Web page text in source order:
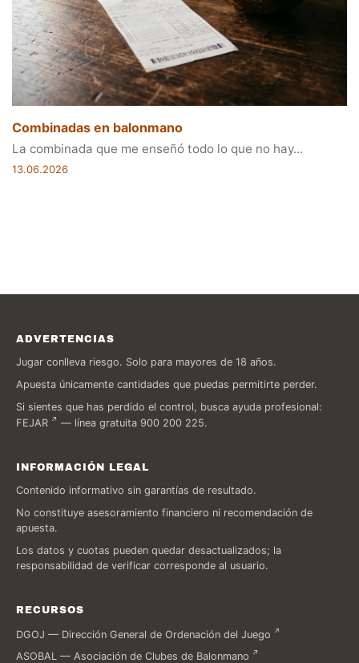
Combinadas en balonmano
La combinada que me enseñó todo lo que no hay...
13.06.2026
ADVERTENCIAS
Jugar conlleva riesgo. Solo para mayores de 18 años.
Apuesta únicamente cantidades que puedas permitirte perder.
Si sientes que has perdido el control, busca ayuda profesional:
FEJAR
— línea gratuita 900 200 225.
INFORMACIÓN LEGAL
Contenido informativo sin garantías de resultado.
No constituye asesoramiento financiero ni recomendación de
apuesta.
Los datos y cuotas pueden quedar desactualizados; la
responsabilidad de verificar corresponde al usuario.
RECURSOS
DGOJ — Dirección General de Ordenación del Juego
ASOBAL — Asociación de Clubes de Balonmano